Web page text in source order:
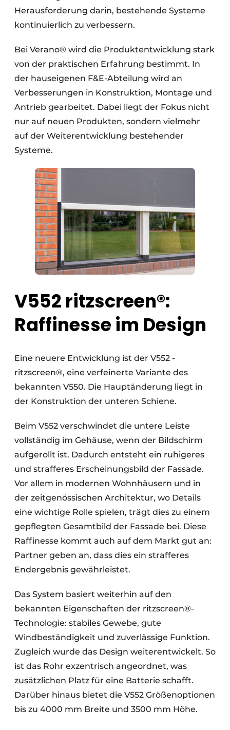
Herausforderung darin, bestehende Systeme
kontinuierlich zu verbessern.
Bei Verano® wird die Produktentwicklung stark
von der praktischen Erfahrung bestimmt. In
der hauseigenen F&E-Abteilung wird an
Verbesserungen in Konstruktion, Montage und
Antrieb gearbeitet. Dabei liegt der Fokus nicht
nur auf neuen Produkten, sondern vielmehr
auf der Weiterentwicklung bestehender
Systeme.
V552 ritzscreen®:
Raffinesse im Design
Eine neuere Entwicklung ist der V552 -
ritzscreen®, eine verfeinerte Variante des
bekannten V550. Die Hauptänderung liegt in
der Konstruktion der unteren Schiene.
Beim V552 verschwindet die untere Leiste
vollständig im Gehäuse, wenn der Bildschirm
aufgerollt ist. Dadurch entsteht ein ruhigeres
und strafferes Erscheinungsbild der Fassade.
Vor allem in modernen Wohnhäusern und in
der zeitgenössischen Architektur, wo Details
eine wichtige Rolle spielen, trägt dies zu einem
gepflegten Gesamtbild der Fassade bei. Diese
Raffinesse kommt auch auf dem Markt gut an:
Partner geben an, dass dies ein strafferes
Endergebnis gewährleistet.
Das System basiert weiterhin auf den
bekannten Eigenschaften der ritzscreen®-
Technologie: stabiles Gewebe, gute
Windbeständigkeit und zuverlässige Funktion.
Zugleich wurde das Design weiterentwickelt. So
ist das Rohr exzentrisch angeordnet, was
zusätzlichen Platz für eine Batterie schafft.
Darüber hinaus bietet die V552 Größenoptionen
bis zu 4000 mm Breite und 3500 mm Höhe.